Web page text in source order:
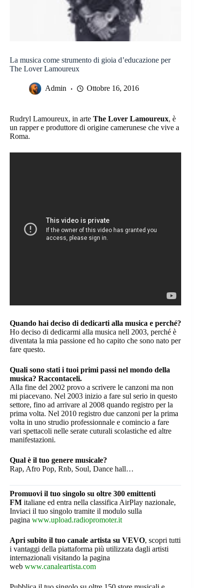
La musica come strumento di gioia d’educazione per
The Lover Lamoureux
Admin Ottobre 16, 2016
Rudryl Lamoureux, in arte The Lover Lamoureux, è
un rapper e produttore di origine camerunese che vive a
Roma.
Quando hai deciso di dedicarti alla musica e perché?
Ho deciso di dedicarmi alla musica nell 2003, perché è
diventata la mia passione ed ho capito che sono nato per
fare questo.
Quali sono stati i tuoi primi passi nel mondo della
musica? Raccontaceli.
Alla fine del 2002 provo a scrivere le canzoni ma non
mi piacevano. Nel 2003 inizio a fare sul serio in questo
settore, fino ad arrivare al 2008 quando registro per la
prima volta. Nel 2010 registro due canzoni per la prima
volta in uno strudio professionnale e comincio a fare
vari spettacoli nelle serate cuturali scolastiche ed altre
manifestazioni.
Qual è il tuo genere musicale?
Rap, Afro Pop, Rnb, Soul, Dance hall…
Promuovi il tuo singolo su oltre 300 emittenti
FM italiane ed entra nella classifica AirPlay nazionale,
Inviaci il tuo singolo tramite il modulo sulla
pagina www.upload.radiopromoter.it
Apri subito il tuo canale artista su VEVO, scopri tutti
i vantaggi della piattaforma più utilizzata dagli artisti
internazionali visitando la pagina
web www.canaleartista.com